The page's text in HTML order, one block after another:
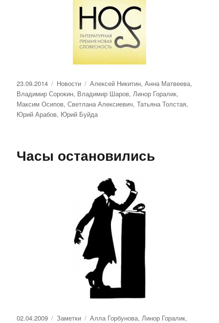
Опубликовано
23.09.2014 Рубрики
Новости Метки
Алексей Никитин,Анна Матвеева,
Владимир Сорокин, Владимир Шаров,Линор Горалик,
Максим Осипов,Светлана Алексиевич,Татьяна Толстая,
Юрий Арабов, Юрий Буйда
Часы остановились
Опубликовано
02.04.2009 Рубрики
Заметки Метки
Алла Горбунова,Линор Горалик,